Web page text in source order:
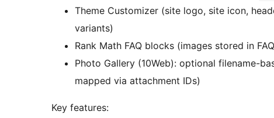
Theme Customizer (site logo, site icon,
variants)
Rank Math FAQ blocks (images stored in
Photo Gallery (10Web): optional filename-
mapped via attachment IDs)
Key features: